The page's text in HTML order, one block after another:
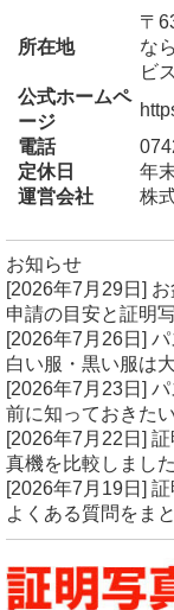
所在地
〒
な
ビ
公式ホームペ
ージ
電話
定休日
年
運営会社
株
お知らせ
[2026年7月29日]
申請の目安と証明
[2026年7月26日] パ
白い服・黒い服は
[2026年7月23日] パ
前に知っておきた
[2026年7月22日] 証
真機を比較しました
[2026年7月19日] 証
よくある質問をま